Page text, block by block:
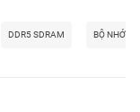
DDR5 SDRAM BỘ NHỚ